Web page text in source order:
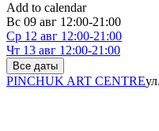
Add to calendar
Вс 09 авг 12:00-21:00
Ср 12 авг 12:00-21:00
Чт 13 авг 12:00-21:00
Все даты
PINCHUK ART CENTRE